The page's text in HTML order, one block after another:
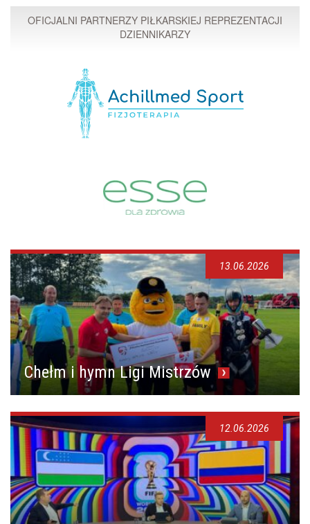
OFICJALNI PARTNERZY PIŁKARSKIEJ REPREZENTACJI
DZIENNIKARZY
Chełm i hymn Ligi Mistrzów
13.06.2026
12.06.2026